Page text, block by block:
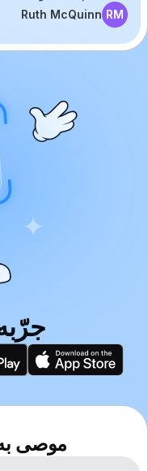
RM
Ruth McQuinn
موصى